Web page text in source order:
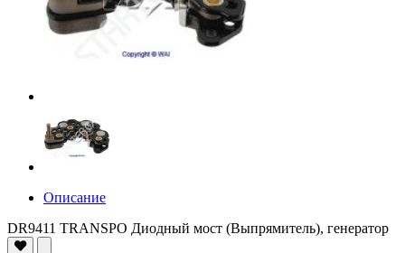
Описание
DR9411 TRANSPO Диодный мост (Выпрямитель), генератор